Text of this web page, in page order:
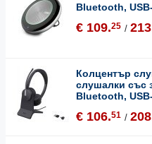
Bluetooth,
€ 109.25 /
Колцентър
слушалки със
Bluetooth,
€ 106.51 /